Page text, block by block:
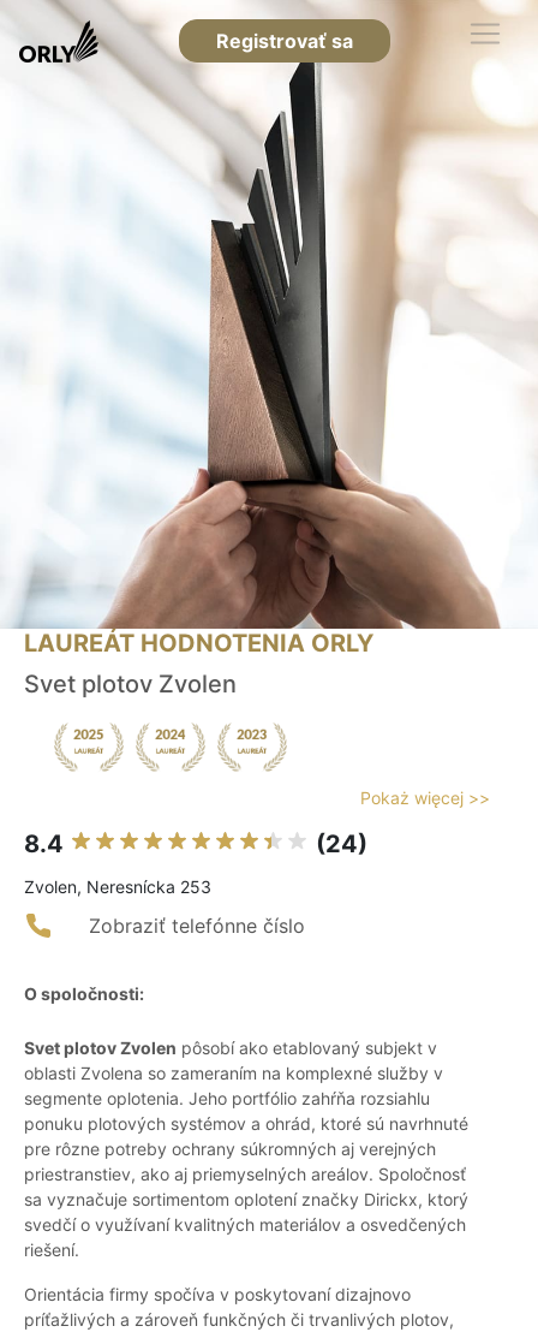
Registrovať sa
LAUREÁT HODNOTENIA ORLY
Svet plotov Zvolen
Pokaż więcej >>
8.4 (24)
Zvolen, Neresnícka 253
Zobraziť telefónne číslo
O spoločnosti:
Svet plotov Zvolen pôsobí ako etablovaný subjekt v
oblasti Zvolena so zameraním na komplexné služby v
segmente oplotenia. Jeho portfólio zahŕňa rozsiahlu
ponuku plotových systémov a ohrád, ktoré sú navrhnuté
pre rôzne potreby ochrany súkromných aj verejných
priestranstiev, ako aj priemyselných areálov. Spoločnosť
sa vyznačuje sortimentom oplotení značky Dirickx, ktorý
svedčí o využívaní kvalitných materiálov a osvedčených
riešení.
Orientácia firmy spočíva v poskytovaní dizajnovo
príťažlivých a zároveň funkčných či trvanlivých plotov,